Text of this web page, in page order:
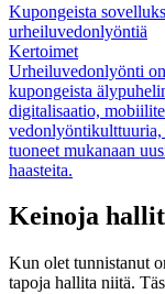
Kupongeista
urheiluvedonlyöntiä
Kertoimet
Urheiluvedonlyönti
kupongeista
digitalisaatio,
vedonlyöntikulttuuria,
tuoneet mukanaan
haasteita.
Keinoja
Kun olet tunnistanut
tapoja hallita niitä.